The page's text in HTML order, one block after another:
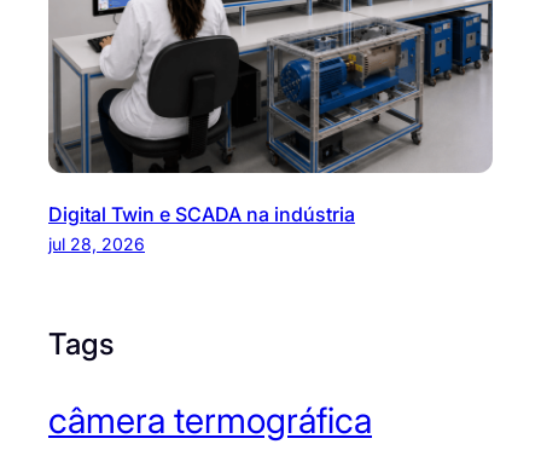
Digital Twin e SCADA na indústria
jul 28, 2026
Tags
câmera termográfica